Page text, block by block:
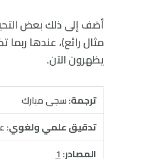
مثال رائع)، عندها
يظهرون الآن.
ترجمة:سجى مبارك
تدقيق علمي ولغوي:
المصادر:1